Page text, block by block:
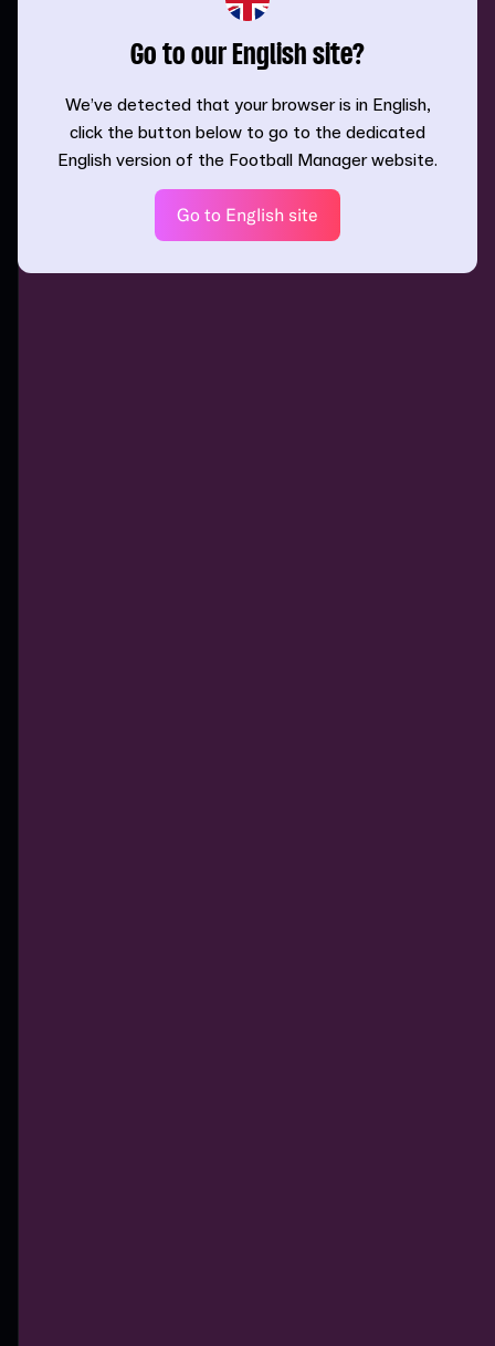
Go to our English site?
We’ve detected that your browser is in English,
click the button below to go to the dedicated
English version of the Football Manager website.
Go to English site